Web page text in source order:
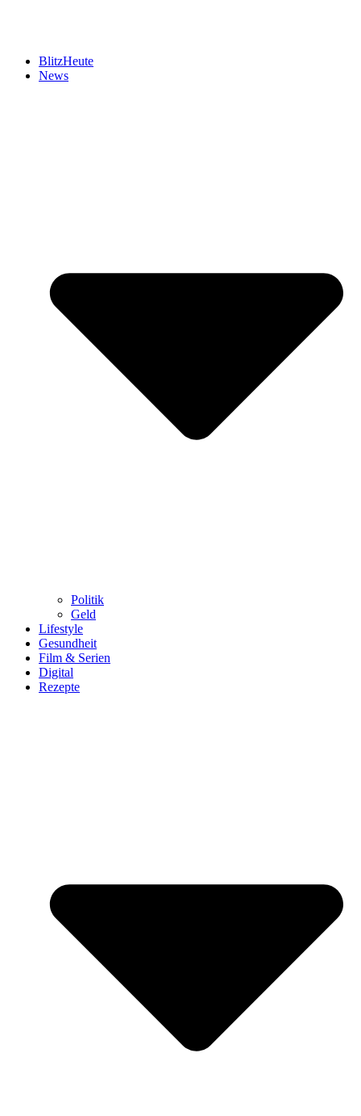
BlitzHeute
News
Politik
Geld
Lifestyle
Gesundheit
Film & Serien
Digital
Rezepte